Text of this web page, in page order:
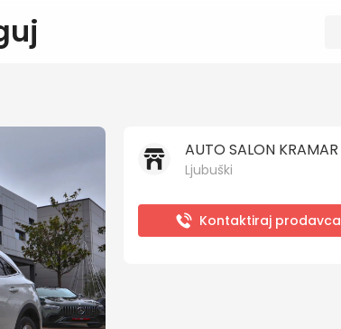
AUTO SALON KRAMAR
Ljubuški
Kontaktiraj prodavca